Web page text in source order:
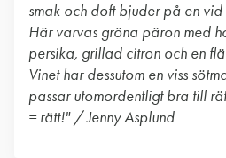
smak och doft bjuder på en
Här varvas gröna päron med
persika, grillad citron och en
Vinet har dessutom en viss
passar utomordentligt bra till
= rätt!" / Jenny Asplund